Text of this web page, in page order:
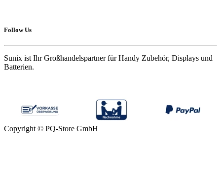
Follow Us
Sunix ist Ihr Großhandelspartner für Handy Zubehör, Displays und
Batterien.
Copyright © PQ-Store GmbH